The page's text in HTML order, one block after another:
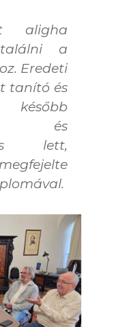
aligha
a
Eredeti
tanító és
és
lett,